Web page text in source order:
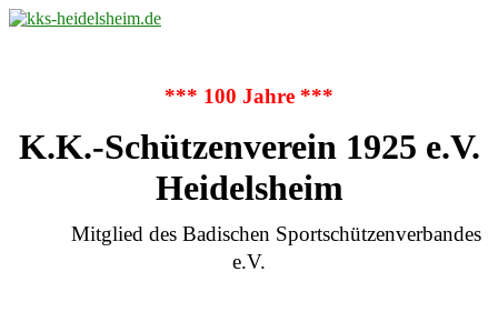
*** 100 Jahre ***
K.K.-Schützenverein 1925 e.V.
Heidelsheim
Mitglied des Badischen Sportschützenverbandes
e.V.